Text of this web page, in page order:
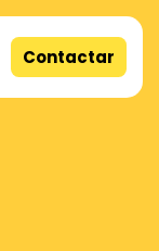
Contactar